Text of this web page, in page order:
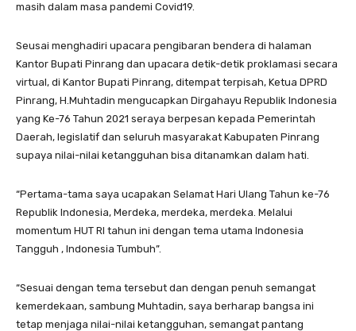
masih dalam masa pandemi Covid19.
Seusai menghadiri upacara pengibaran bendera di halaman
Kantor Bupati Pinrang dan upacara detik-detik proklamasi secara
virtual, di Kantor Bupati Pinrang, ditempat terpisah, Ketua DPRD
Pinrang, H.Muhtadin mengucapkan Dirgahayu Republik Indonesia
yang Ke-76 Tahun 2021 seraya berpesan kepada Pemerintah
Daerah, legislatif dan seluruh masyarakat Kabupaten Pinrang
supaya nilai-nilai ketangguhan bisa ditanamkan dalam hati.
“Pertama-tama saya ucapakan Selamat Hari Ulang Tahun ke-76
Republik Indonesia, Merdeka, merdeka, merdeka. Melalui
momentum HUT RI tahun ini dengan tema utama Indonesia
Tangguh , Indonesia Tumbuh”.
“Sesuai dengan tema tersebut dan dengan penuh semangat
kemerdekaan, sambung Muhtadin, saya berharap bangsa ini
tetap menjaga nilai-nilai ketangguhan, semangat pantang